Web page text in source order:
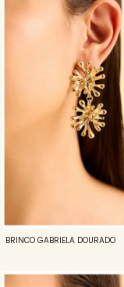
BRINCO GABRIELA DOURADO